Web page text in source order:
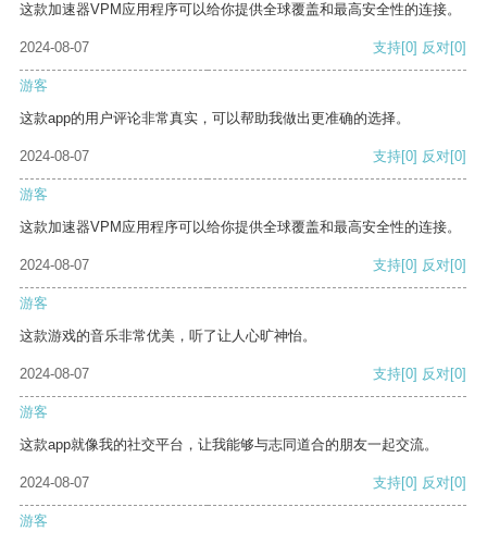
这款加速器VPM应用程序可以给你提供全球覆盖和最高安全性的连接。
2024-08-07 支持[0] 反对[0]
游客
这款app的用户评论非常真实，可以帮助我做出更准确的选择。
2024-08-07 支持[0] 反对[0]
游客
这款加速器VPM应用程序可以给你提供全球覆盖和最高安全性的连接。
2024-08-07 支持[0] 反对[0]
游客
这款游戏的音乐非常优美，听了让人心旷神怡。
2024-08-07 支持[0] 反对[0]
游客
这款app就像我的社交平台，让我能够与志同道合的朋友一起交流。
2024-08-07 支持[0] 反对[0]
游客